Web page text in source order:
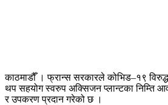
काठमाडौँ । फ्रान्स सरकारले कोभिड–१९
थप सहयोग स्वरुप अक्सिजन प्लान्टका निम्ति
र उपकरण प्रदान गरेको छ ।